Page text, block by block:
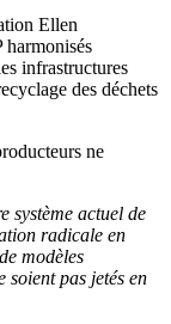
Ellen
harmonisés
infrastructures
des déchets
ne
système actuel de
radicale en
modèles
soient pas jetés en